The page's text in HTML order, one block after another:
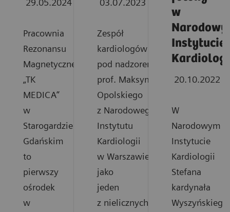
29.05.2024
Pracownia
Rezonansu
Magnetycznego
„TK
MEDICA”
w
Starogardzie
Gdańskim
to
pierwszy
ośrodek
w
03.07.2023
Zespół
kardiologów
pod nadzorem
prof. Maksymiliana
Opolskiego
z Narodowego
Instytutu
Kardiologii
w Warszawie
jako
jeden
z nielicznych
w
Instytucie
20.10.2022
W
Narodowym
Instytucie
Kardiologii
Stefana
kardynała
Wyszyńskiego